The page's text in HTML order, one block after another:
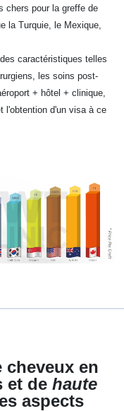
chers pour la greffe de
la Turquie, le Mexique,
caractéristiques telles
les soins post-
+ hôtel + clinique,
l'obtention d'un visa à ce
cheveux en
et de haute
aspects